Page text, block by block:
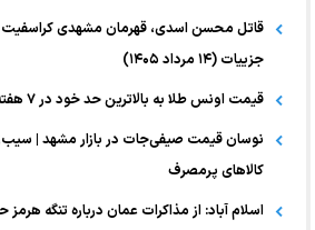
قاتل محسن اسدی، قهرمان مشهدی
جزییات (۱۴ مرداد ۱۴۰۵)
قیمت اونس طلا به بالاترین حد خود در ۷ هفته اخیر رسید
نوسان قیمت صیفی‌جات در بازار مشهد |
کالا‌های پرمصرف
اسلام آباد: از مذاکرات عمان درباره تنگه